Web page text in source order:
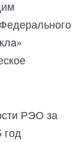
РЭО за
год